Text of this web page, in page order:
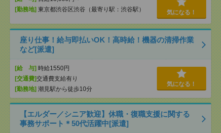
[勤務地] 東京都渋谷区渋谷（最寄り駅：渋谷駅） 気になる！
座り仕事！給与即払いOK！高時給！機器の清掃作業
など[派遣]
[給 与] 時給1550円
[交通費]交通費支給有り
[勤務地] 潮見駅から徒歩10分
気になる！
【エルダー／シニア歓迎】休職・復職支援に関する
事務サポート＊50代活躍中[派遣]